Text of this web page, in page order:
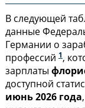
В следующей
данные
Германии о
профессий 1,
зарплаты
доступной
июнь 2026 года